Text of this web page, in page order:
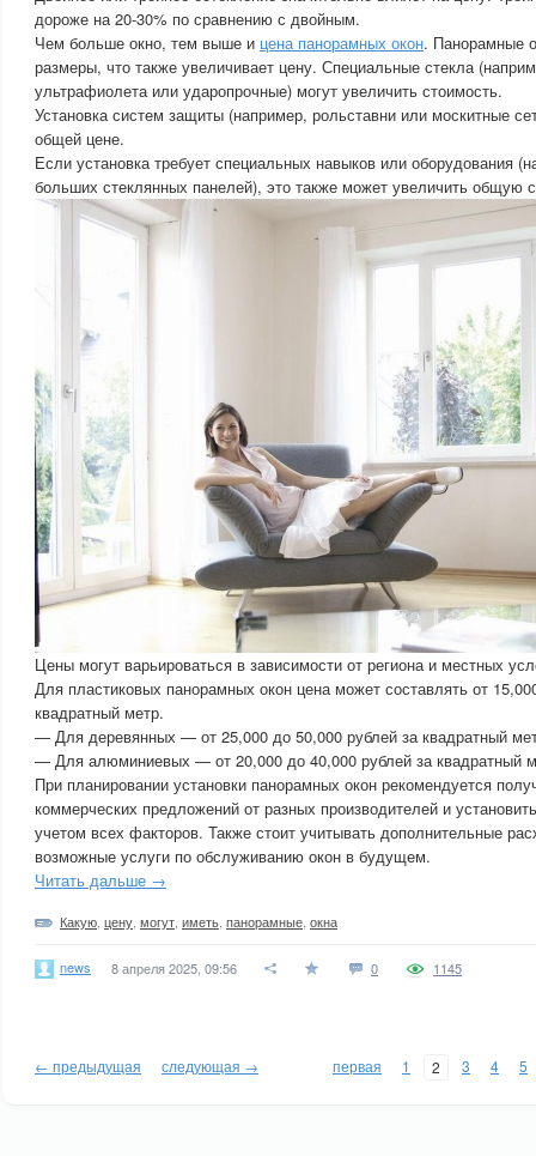
дороже на 20-30% по сравнению с двойным.
Чем больше окно, тем выше и цена панорамных окон. Панорамные
размеры, что также увеличивает цену. Специальные стекла
ультрафиолета или ударопрочные) могут увеличить стоимость.
Установка систем защиты (например, рольставни или москитные
общей цене.
Если установка требует специальных навыков или оборудования
больших стеклянных панелей), это также может увеличить общую
Цены могут варьироваться в зависимости от региона и местных
Для пластиковых панорамных окон цена может составлять от
квадратный метр.
— Для деревянных — от 25,000 до 50,000 рублей за квадратный
— Для алюминиевых — от 20,000 до 40,000 рублей за квадратный
При планировании установки панорамных окон рекомендуется
коммерческих предложений от разных производителей и
учетом всех факторов. Также стоит учитывать дополнительные
возможные услуги по обслуживанию окон в будущем.
Читать дальше →
Какую цену могут иметь панорамные окна
news 8 апреля 2025, 09:56 0 1145
← предыдущая следующая → первая 1 2 3 4 5